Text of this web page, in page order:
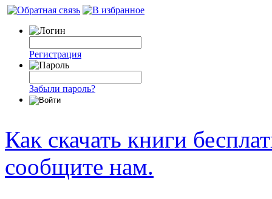
Регистрация
Забыли пароль?
Как скачать книги
сообщите нам.